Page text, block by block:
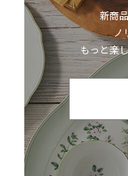
新商
ノ
もっと楽